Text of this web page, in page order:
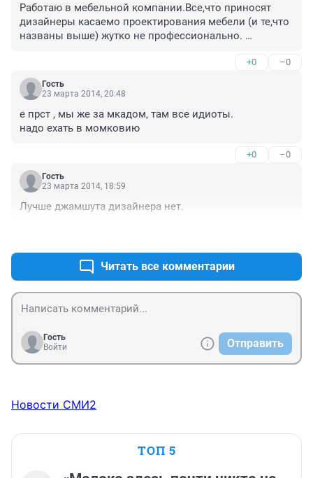
Работаю в мебельной компании.Все,что приносят
дизайнеры касаемо проектирования мебели (и те,что
названы выше) жутко не профессионально.
понимаю,что фигня полная по функционалу (в моей
области), а что тогда в других частях интерьера?
+0 –0
Гость
23 марта 2014, 20:48
е прст , мы же за мкадом, там все идиоты.
надо ехать в момковию
+0 –0
Гость
23 марта 2014, 18:59
Лучше джамшута дизайнера нет.
Читать все комментарии
Гость
Войти
Отправить
Новости СМИ2
ТОП 5